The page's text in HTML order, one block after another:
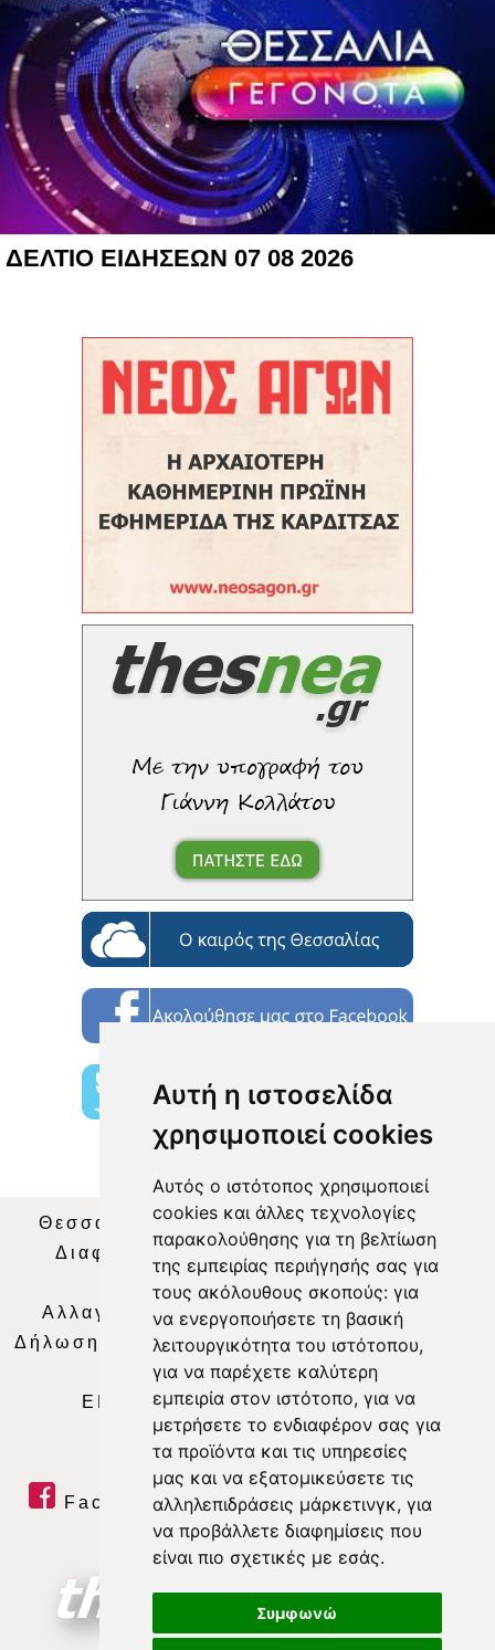
Αυτή η ιστοσελίδα
χρησιμοποιεί cookies
Αυτός ο ιστότοπος χρησιμοποιεί
cookies και άλλες τεχνολογίες
παρακολούθησης για τη βελτίωση
της εμπειρίας περιήγησής σας για
τους ακόλουθους σκοπούς: για
να ενεργοποιήσετε τη βασική
λειτουργικότητα του ιστότοπου,
για να παρέχετε καλύτερη
εμπειρία στον ιστότοπο, για να
μετρήσετε το ενδιαφέρον σας για
τα προϊόντα και τις υπηρεσίες
μας και να εξατομικεύσετε τις
αλληλεπιδράσεις μάρκετινγκ, για
να προβάλλετε διαφημίσεις που
είναι πιο σχετικές με εσάς.
Συμφωνώ
ΔΕΛΤΙΟ ΕΙΔΗΣΕΩΝ 07 08 2026
Θεσσαλία Τηλεόραση|SNG Services
Διαφήμιση | Όροι Χρήσης |Δήλωση
Απορρήτου |
Περιεχόμενο
Αλλαγή Προτιμήσεων για τα Cookies
Δήλωση συμμόρφωσης με τη σύσταση (ΕΕ)
2018/334|Ταυτότητα
ΕΝΗΜΕΡΩΣΗ |WEB TV| LIVE
Facebook| Twitter | Youtube
RSS Feed